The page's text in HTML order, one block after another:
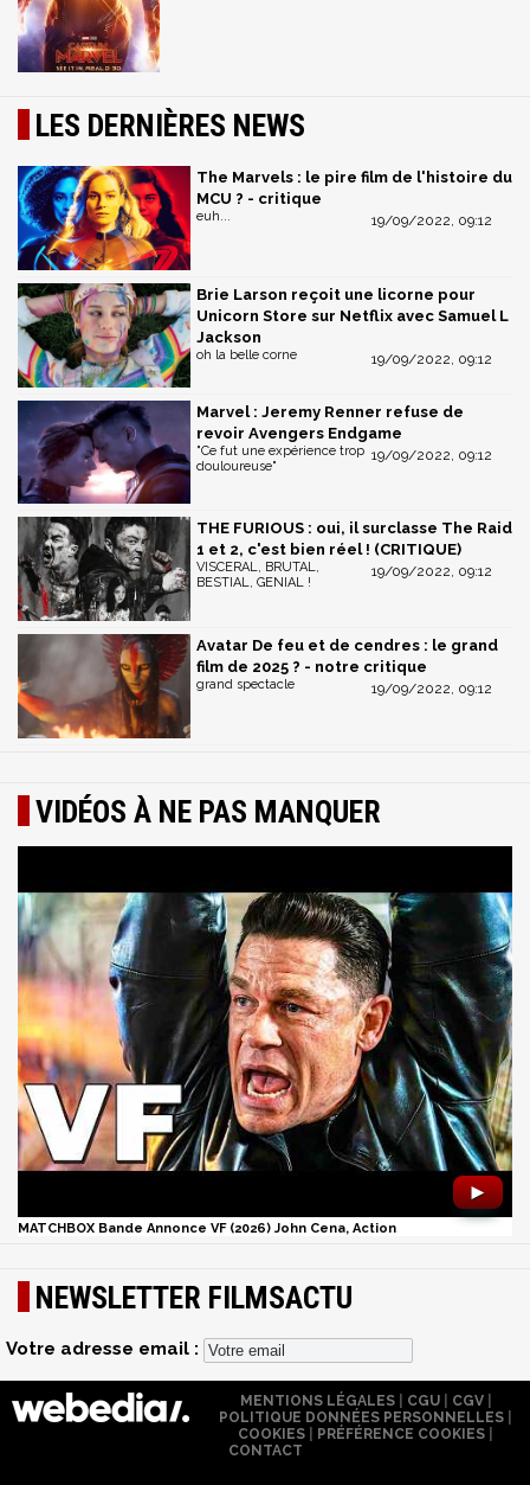
LES DERNIÈRES NEWS
The Marvels : le pire film de l'histoire du
MCU ? - critique
19/09/2022, 09:12
euh...
Brie Larson reçoit une licorne pour
Unicorn Store sur Netflix avec Samuel L
Jackson
19/09/2022, 09:12
oh la belle corne
Marvel : Jeremy Renner refuse de
revoir Avengers Endgame
19/09/2022, 09:12
"Ce fut une expérience trop
douloureuse"
THE FURIOUS : oui, il surclasse The Raid
1 et 2, c'est bien réel ! (CRITIQUE)
19/09/2022, 09:12
VISCERAL, BRUTAL,
BESTIAL, GENIAL !
Avatar De feu et de cendres : le grand
film de 2025 ? - notre critique
19/09/2022, 09:12
grand spectacle
VIDÉOS À NE PAS MANQUER
►
MATCHBOX Bande Annonce VF (2026) John Cena, Action
NEWSLETTER FILMSACTU
Votre adresse email :
MENTIONS LÉGALES| CGU| CGV|
POLITIQUE DONNÉES PERSONNELLES
COOKIES
PRÉFÉRENCE COOKIES
CONTACT